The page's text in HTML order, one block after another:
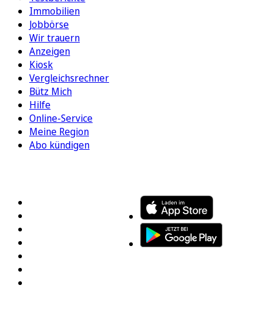
Immobilien
Jobbörse
Wir trauern
Anzeigen
Kiosk
Vergleichsrechner
Bütz Mich
Hilfe
Online-Service
Meine Region
Abo kündigen